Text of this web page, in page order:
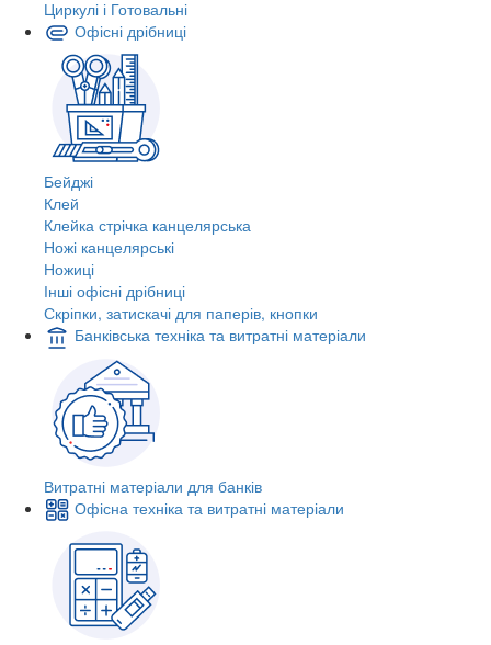
Циркулі і Готовальні
Офісні дрібниці
Бейджі
Клей
Клейка стрічка канцелярська
Ножі канцелярські
Ножиці
Інші офісні дрібниці
Скріпки, затискачі для паперів, кнопки
Банківська техніка та витратні матеріали
Витратні матеріали для банків
Офісна техніка та витратні матеріали